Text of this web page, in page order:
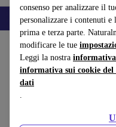
consenso per analizzare il
personalizzare i contenuti
prima e terza parte.
modificare le tue
Leggi la nostra
informativa sui cookie
dati
.
🎒 Back to school Smartphone
Home Prodotti Smartwatch
Samsung
(2024)
(4,9/5)